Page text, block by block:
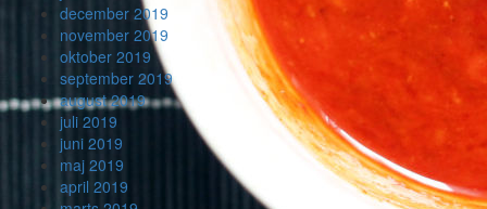
december 2019
november 2019
oktober 2019
september 2019
august 2019
juli 2019
juni 2019
maj 2019
april 2019